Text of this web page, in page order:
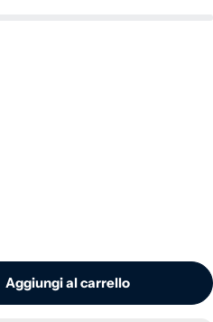
Sdraio da giardino
per Sdraio da
Aggiungi al carrello